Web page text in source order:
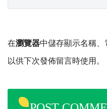
在瀏覽器中儲存顯示名稱、
以供下次發佈留言時使用。